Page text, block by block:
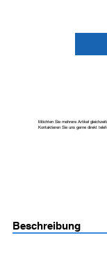
Möchten Sie mehrere Artikel
Kontaktieren Sie uns gerne direkt
Beschreibung